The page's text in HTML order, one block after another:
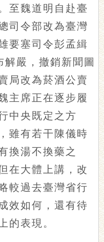
至魏道明自赴臺
司令部改為臺灣
要塞司令彭孟緝
嚴，撤銷新聞圖
局改為菸酒公賣
主席正在逐步履
中央既定之方
雖有若干陳儀時
換湯不換藥之
在大體上講，改
較過去臺灣省行
效如何，還有待
的表現。